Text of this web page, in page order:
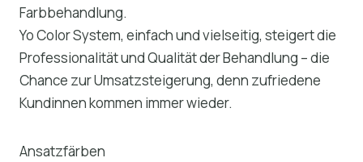
Farbbehandlung.
Yo Color System, einfach und vielseitig, steigert die
Professionalität und Qualität der Behandlung – die
Chance zur Umsatzsteigerung, denn zufriedene
Kundinnen kommen immer wieder.
Ansatzfärben